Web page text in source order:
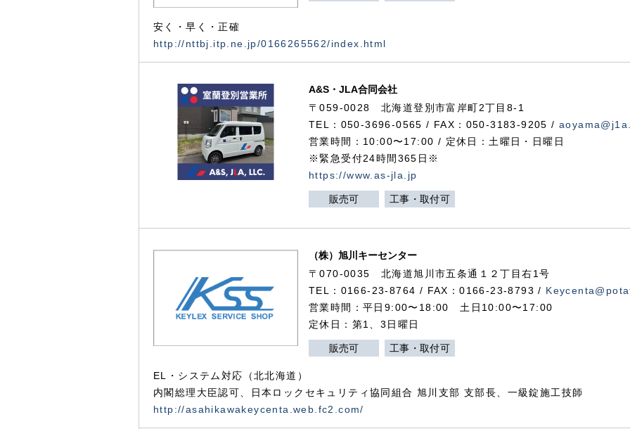
安く・早く・正確
http://nttbj.itp.ne.jp/0166265562/index.html
A&S・JLA合同会社
〒059-0028北海道登別市富岸町2丁目 8-1
TEL：050-3696-0565 / FAX：050-3183-9205 /
営業時間：10:00〜17:00 / 定休日：土曜日・日曜日
※緊急受付24時間365日※
https://www.as-jla.jp
販売可 工事・取付可
（株）旭川キーセンター
〒070-0035 北海道旭川市五条通１２丁目右1号
TEL：0166-23-8764 / FAX：0166-23-8793 /
営業時間：平日9:00〜18:00 土日10:00〜17:00
定休日：第1、3日曜日
販売可 工事・取付可
EL・システム対応（北北海道）
内閣総理大臣認可、日本ロックセキュリティ協同組合 旭川支部 支部長、一級錠施工技師
http://asahikawakeycenta.web.fc2.com/